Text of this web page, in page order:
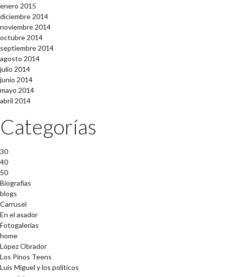
enero 2015
diciembre 2014
noviembre 2014
octubre 2014
septiembre 2014
agosto 2014
julio 2014
junio 2014
mayo 2014
abril 2014
Categorías
30
40
50
Biografías
blogs
Carrusel
En el asador
Fotogalerías
home
López Obrador
Los Pinos Teens
Luis Miguel y los políticos